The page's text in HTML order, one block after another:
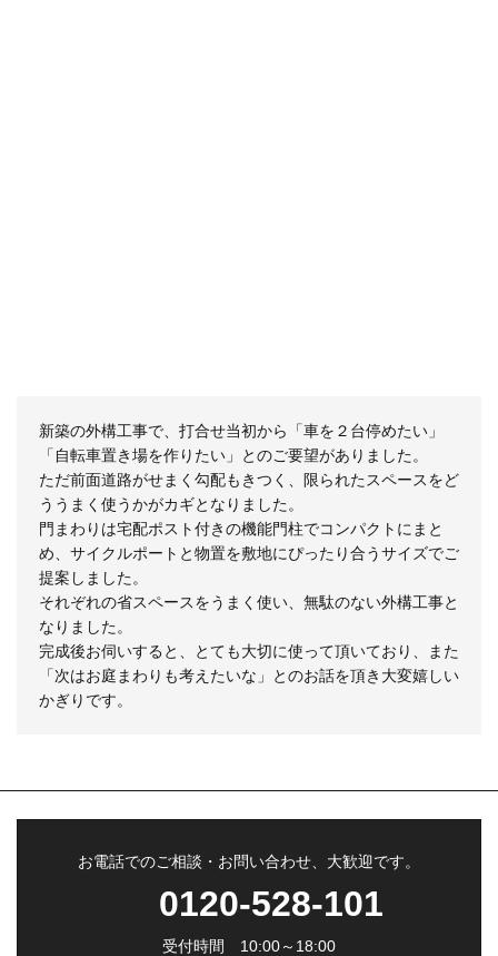
新築の外構工事で、打合せ当初から「車を２台停めたい」
「自転車置き場を作りたい」とのご要望がありました。
ただ前面道路がせまく勾配もきつく、限られたスペースをど
ううまく使うかがカギとなりました。
門まわりは宅配ポスト付きの機能門柱でコンパクトにまと
め、サイクルポートと物置を敷地にぴったり合うサイズでご
提案しました。
それぞれの省スペースをうまく使い、無駄のない外構工事と
なりました。
完成後お伺いすると、とても大切に使って頂いており、また
「次はお庭まわりも考えたいな」とのお話を頂き大変嬉しい
かぎりです。
お電話でのご相談・お問い合わせ、大歓迎です。
0120-528-101
受付時間 10:00～18:00